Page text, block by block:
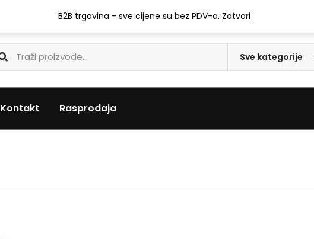
B2B trgovina - sve cijene su bez PDV-a. Zatvori
info@mari-trgovina.hr
Kontakt Rasprodaja